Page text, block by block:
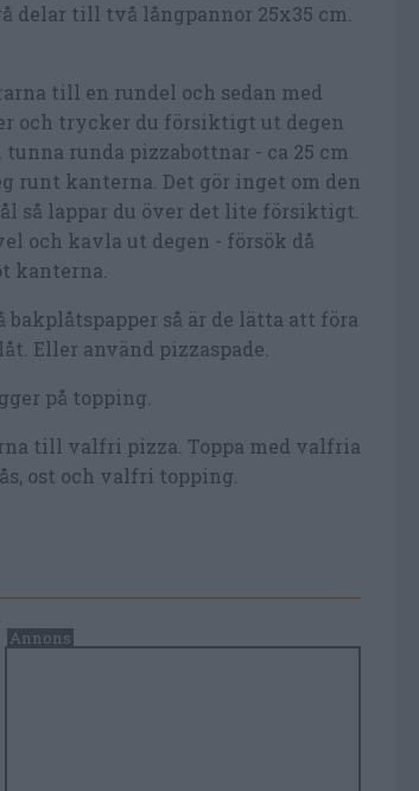
delar till två långpannor 25x35 cm.
till en rundel och sedan med
och trycker du försiktigt ut degen
runda pizzabottnar - ca 25 cm
runt kanterna. Det gör inget om den
så lappar du över det lite försiktigt.
och kavla ut degen - försök då
kanterna.
så är de lätta att föra
Eller använd pizzaspade.
på topping.
till valfri pizza. Toppa med valfria
ost och valfri topping.